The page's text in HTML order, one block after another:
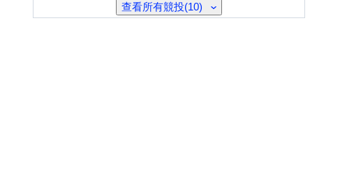
查看所有競投(10)